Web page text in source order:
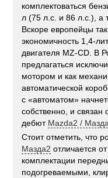
комплектоваться
л (75 л.с. и 86 л.с.), а
Вскоре европейцы
экономичность 1,4-
двигателя MZ-CD. В
предлагаться
мотором и как
автоматической
с «автоматом»
собственно, и связан
дебют Mazda2 /
Стоит отметить, что
Мазда2 отличается
комплектации
подогреваемыми,